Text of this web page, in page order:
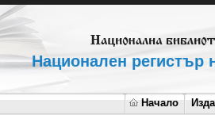
Национален регистър
Начало